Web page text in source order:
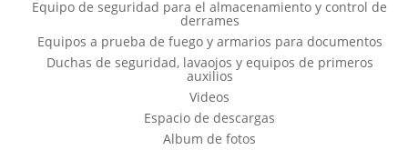
Equipo de seguridad para el almacenamiento y control de
derrames
Equipos a prueba de fuego y armarios para documentos
Duchas de seguridad, lavaojos y equipos de primeros
auxilios
Videos
Espacio de descargas
Album de fotos